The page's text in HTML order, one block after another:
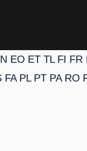
EO ET TL FI FR
FA PL PT PA RO